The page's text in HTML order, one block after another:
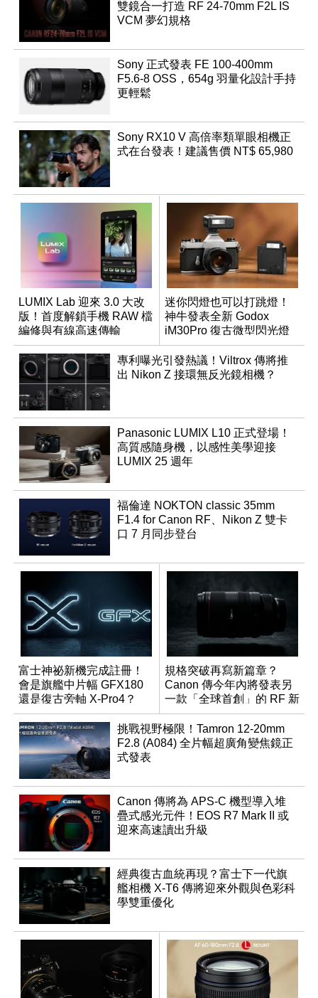
雙鏡合一打造 RF 24-70mm F2L IS
VCM 夢幻規格
Sony 正式發表 FE 100-400mm
F5.6-8 OSS，654g 羽量化設計手持
更輕鬆
Sony RX10 V 高倍率類單眼相機正
式在台發表！建議售價 NT$ 65,980
LUMIX Lab 迎來 3.0 大改
版！首度解鎖手機 RAW 檔
編修與有線高速傳輸
迷你閃燈也可以打跳燈！
神牛發表全新 Godox
iM30Pro 復古微型閃光燈
專利曝光引發熱議！Viltrox 傳將推
出 Nikon Z 接環無反光鏡相機？
Panasonic LUMIX L10 正式登場！
高質感隨身機，以感性美學迎接
LUMIX 25 週年
福倫達 NOKTON classic 35mm
F1.4 for Canon RF、Nikon Z 雙卡
口 7 月同步登台
富士神祕新機完成註冊！
會是旗艦中片幅 GFX180
還是復古旁軸 X-Pro4？
規格突破再寫新篇章？
Canon 傳今年內將發表另
一款「全球首創」的 RF 新
鏡頭
挑戰視野極限！Tamron 12-20mm
F2.8 (A084) 全片幅超廣角變焦鏡正
式發表
Canon 傳將為 APS-C 機型導入堆
疊式感光元件！EOS R7 Mark II 或
迎來高速讀出升級
經典復古血統再現？富士下一代旗
艦相機 X-T6 傳將迎來外觀與色彩科
學雙重優化